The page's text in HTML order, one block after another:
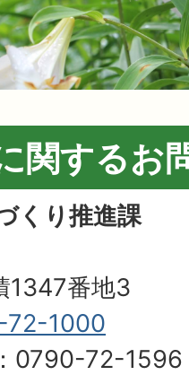
関するお
くり推進課
1347番地3
72-1000
0790-72-1596